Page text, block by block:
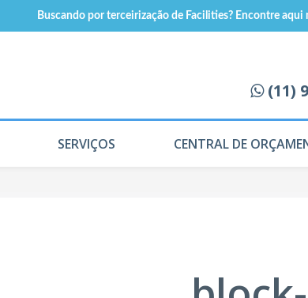
(11)
SERVIÇOS CENTRAL DE
Buscando por terceirização de Facilities? Encontre aqui